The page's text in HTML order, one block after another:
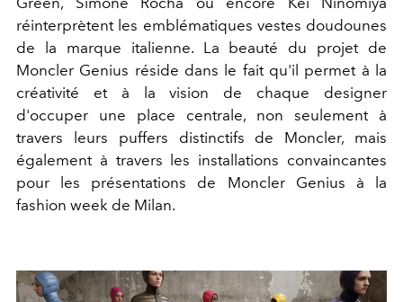
réinterprètent les emblématiques vestes doudounes
de la marque italienne. La beauté du projet de
Moncler Genius réside dans le fait qu'il permet à la
créativité et à la vision de chaque designer
d'occuper une place centrale, non seulement à
travers leurs puffers distinctifs de Moncler, mais
également à travers les installations convaincantes
pour les présentations de Moncler Genius à la
fashion week de Milan.